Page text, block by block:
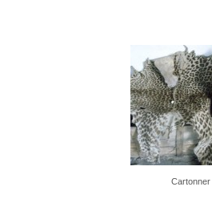
Cartonner